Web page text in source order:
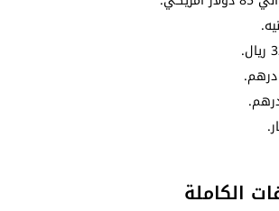
الكاملة